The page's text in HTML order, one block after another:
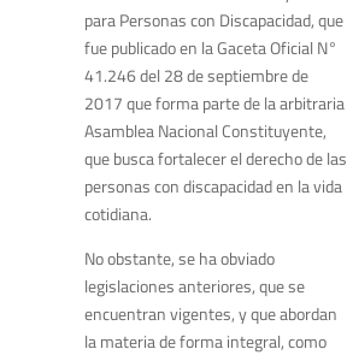
para Personas con Discapacidad, que
fue publicado en la Gaceta Oficial N°
41.246 del 28 de septiembre de
2017 que forma parte de la arbitraria
Asamblea Nacional Constituyente,
que busca fortalecer el derecho de las
personas con discapacidad en la vida
cotidiana.
No obstante, se ha obviado
legislaciones anteriores, que se
encuentran vigentes, y que abordan
la materia de forma integral, como